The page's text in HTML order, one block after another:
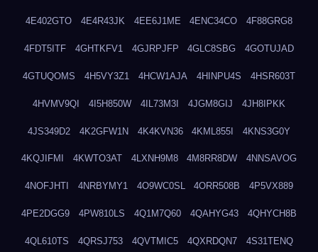
4E402GTO 4E4R43JK 4EE6J1ME 4ENC34CO 4F88GRG8
4FDT5ITF 4GHTKFV1 4GJRPJFP 4GLC8SBG 4GOTUJAD
4GTUQOMS 4H5VY3Z1 4HCW1AJA 4HINPU4S 4HSR603T
4HVMV9QI 4I5H850W 4IL73M3I 4JGM8GIJ 4JH8IPKK
4JS349D2 4K2GFW1N 4K4KVN36 4KML855I 4KNS3G0Y
4KQJIFMI 4KWTO3AT 4LXNH9M8 4M8RR8DW 4NNSAVOG
4NOFJHTI 4NRBYMY1 4O9WC0SL 4ORR508B 4P5VX889
4PE2DGG9 4PW810LS 4Q1M7Q60 4QAHYG43 4QHYCH8B
4QL610TS 4QRSJ753 4QVTMIC5 4QXRDQN7 4S31TENQ